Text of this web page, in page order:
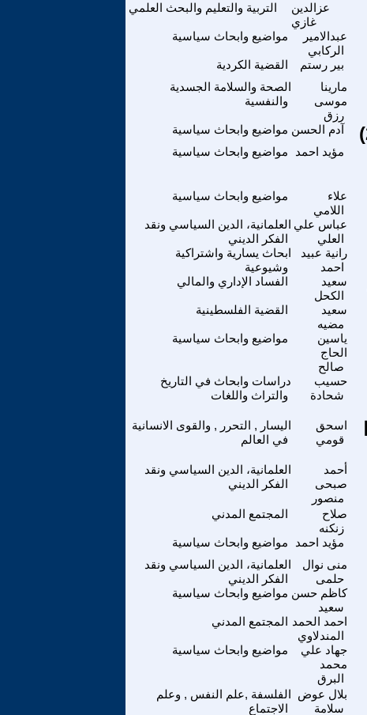
التربية والتعليم والبحث العلمي
عزالدين
غازي
مواضيع وابحاث سياسية
عبدالامير
الركابي
القضية الكردية بير رستم
الصحة والسلامة الجسدية
والنفسية
مارينا
موسى
رزق
مواضيع وابحاث سياسية آدم الحسن
مواضيع وابحاث سياسية
مؤيد احمد
مواضيع وابحاث سياسية
علاء
اللامي
العلمانية، الدين السياسي ونقد
الفكر الديني
عباس علي
العلي
ابحاث يسارية واشتراكية
وشيوعية
رانية عبيد
احمد
الفساد الإداري والمالي
سعيد
الكحل
القضية الفلسطينية
سعيد
مضيه
مواضيع وابحاث سياسية
ياسين
الحاج
صالح
دراسات وابحاث في التاريخ
والتراث واللغات
حسيب
شحادة
اليسار , التحرر , والقوى الانسانية
في العالم
اسحق
قومي
العلمانية، الدين السياسي ونقد
الفكر الديني
أحمد
صبحى
منصور
المجتمع المدني
صلاح
زنكنه
مواضيع وابحاث سياسية مؤيد احمد
العلمانية، الدين السياسي ونقد
الفكر الديني
منى نوال
حلمى
مواضيع وابحاث سياسية كاظم حسن
سعيد
المجتمع المدني احمد الحمد
المندلاوي
مواضيع وابحاث سياسية
جهاد علي
محمد
البرق
الفلسفة ,علم النفس , وعلم
الاجتماع
بلال عوض
سلامة